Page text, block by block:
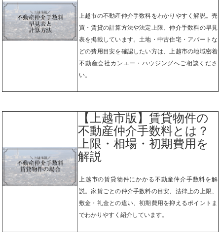
上越市の不動産仲介手数料をわかりやすく解説。売
買・賃貸の計算方法や法定上限、仲介手数料の早見
表を掲載しています。土地・中古住宅・アパートな
どの費用目安を確認したい方は、上越市の地域密着
不動産会社カンエー・ハウジングへご相談くださ
い。
【上越市版】賃貸物件の
不動産仲介手数料とは？
上限・相場・初期費用を
解説
上越市の賃貸物件にかかる不動産仲介手数料を解
説。家賃ごとの仲介手数料の目安、法律上の上限、
敷金・礼金との違い、初期費用を抑えるポイントま
でわかりやすく紹介しています。